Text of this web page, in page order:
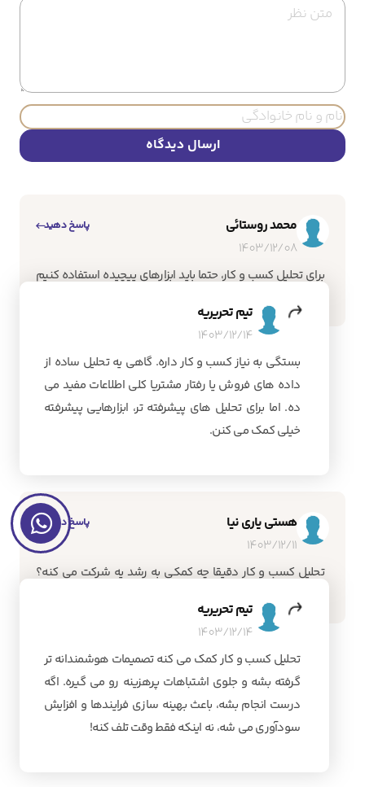
ارسال دیدگاه
محمد روستائی
1403/12/08
پاسخ دهید
برای تحلیل کسب و کار، حتما باید ابزارهای پیچیده استفاده کنیم
تیم تحریریه
1403/12/14
بستگی به نیاز کسب و کار داره. گاهی یه تحلیل ساده از
داده های فروش یا رفتار مشتریا کلی اطلاعات مفید می
ده. اما برای تحلیل های پیشرفته تر، ابزارهایی پیشرفته
خیلی کمک می کنن.
هستی یاری نیا
1403/12/11
پاسخ دهید
تحلیل کسب و کار دقیقا چه کمکی به رشد یه شرکت می کنه؟
تیم تحریریه
1403/12/14
تحلیل کسب و کار کمک می کنه تصمیمات هوشمندانه تر
گرفته بشه و جلوی اشتباهات پرهزینه رو می گیره. اگه
درست انجام بشه، باعث بهینه سازی فرایندها و افزایش
سودآوری می شه، نه اینکه فقط وقت تلف کنه!